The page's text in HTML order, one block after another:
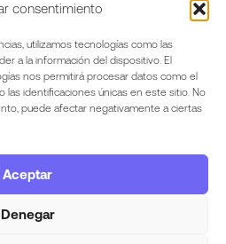
consentimiento
utilizamos tecnologías como las
a la información del dispositivo. El
nos permitirá procesar datos como el
identificaciones únicas en este sitio. No
puede afectar negativamente a ciertas
Aceptar
Denegar